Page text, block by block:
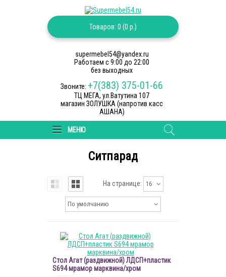
Товаров: 0 (0 р.)
supermebel54@yandex.ru
Работаем c 9:00 до 22:00
без выходных
Звоните: +7(383) 375-01-66
ТЦ МЕГА, ул.Ватутина 107
магазин ЗОЛУШКА (напротив касс
АШАНА)
МЕНЮ
Ситпарад
На странице: 16
По умолчанию
Стол Агат (раздвижной) ЛДСП+пластик
S694 мрамор марквина/хром